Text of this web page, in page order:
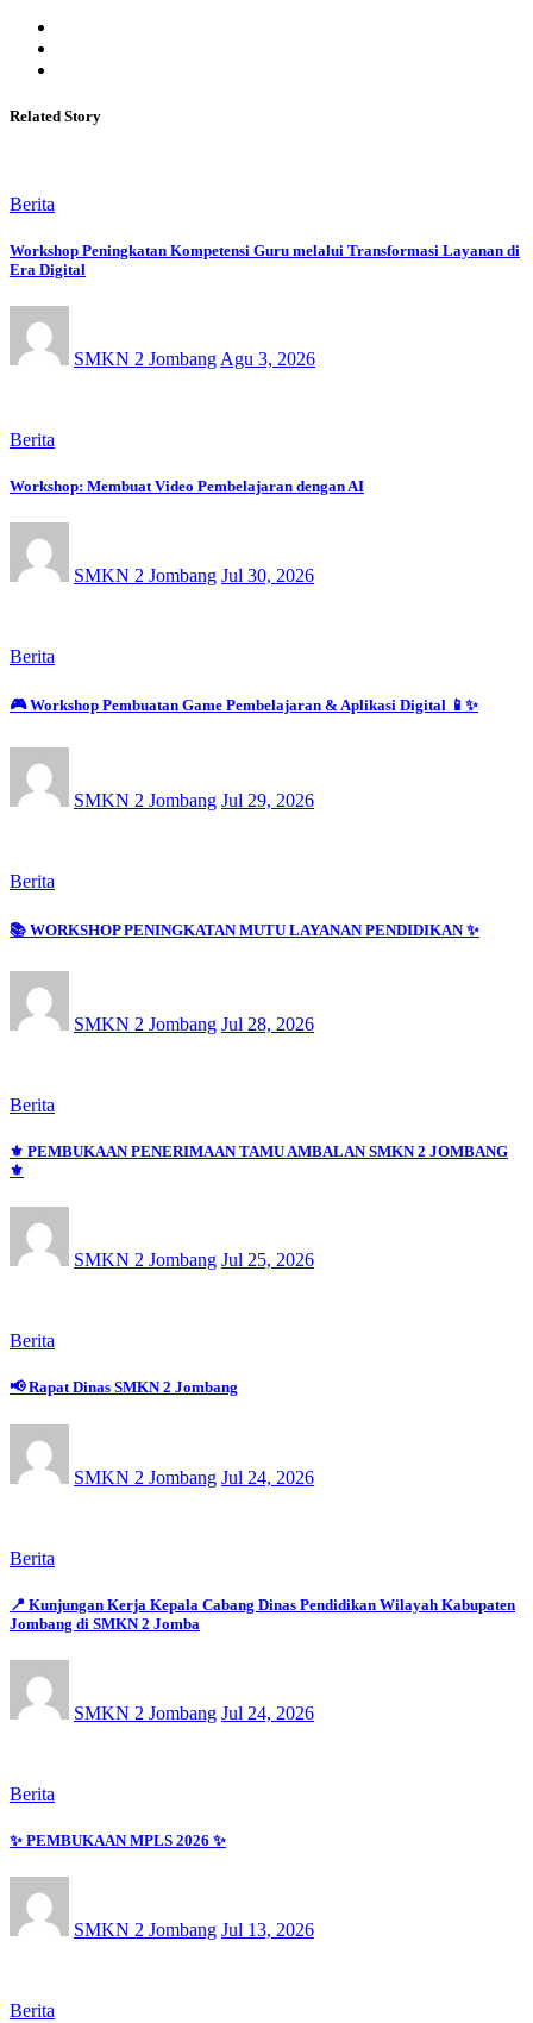
Related Story
Berita
Workshop Peningkatan Kompetensi Guru melalui Transformasi Layanan di
Era Digital
SMKN 2 Jombang Agu 3, 2026
Berita
Workshop: Membuat Video Pembelajaran dengan AI
SMKN 2 Jombang Jul 30, 2026
Berita
🎮 Workshop Pembuatan Game Pembelajaran & Aplikasi Digital 📱✨
SMKN 2 Jombang Jul 29, 2026
Berita
📚 WORKSHOP PENINGKATAN MUTU LAYANAN PENDIDIKAN ✨
SMKN 2 Jombang Jul 28, 2026
Berita
⚜️ PEMBUKAAN PENERIMAAN TAMU AMBALAN SMKN 2 JOMBANG
⚜️
SMKN 2 Jombang Jul 25, 2026
Berita
📢 Rapat Dinas SMKN 2 Jombang
SMKN 2 Jombang Jul 24, 2026
Berita
📍 Kunjungan Kerja Kepala Cabang Dinas Pendidikan Wilayah Kabupaten
Jombang di SMKN 2 Jomba
SMKN 2 Jombang Jul 24, 2026
Berita
✨ PEMBUKAAN MPLS 2026 ✨
SMKN 2 Jombang Jul 13, 2026
Berita